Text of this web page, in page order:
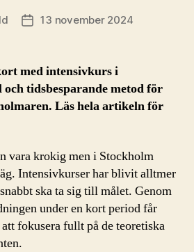
Inläggsdatum
13 november 2024
med intensivkurs i
tidsbesparande metod för
Läs hela artikeln för
vara krokig men i Stockholm
Intensivkurser har blivit alltmer
ska ta sig till målet. Genom
under en kort period får
fokusera fullt på de teoretiska